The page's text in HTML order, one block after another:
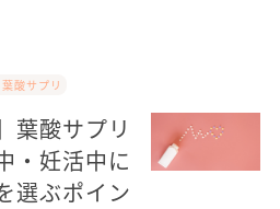
酸サプリ
葉酸サプリ
・妊活中に
選ぶポイン